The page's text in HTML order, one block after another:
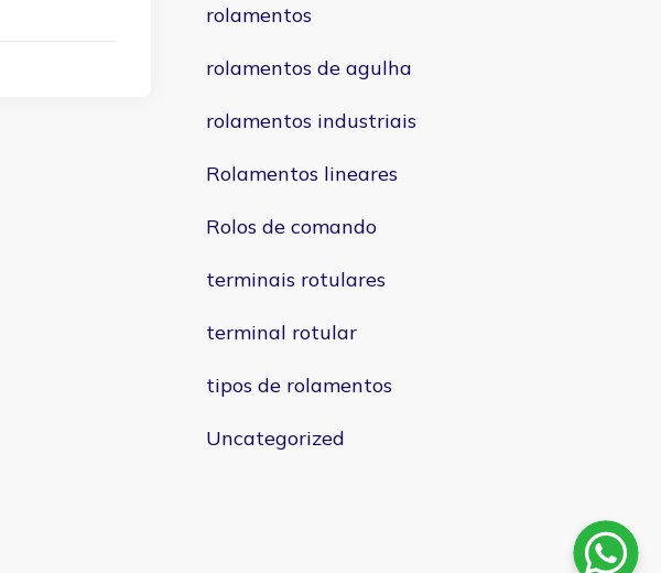
rolamentos
rolamentos de agulha
rolamentos industriais
Rolamentos lineares
Rolos de comando
terminais rotulares
terminal rotular
tipos de rolamentos
Uncategorized